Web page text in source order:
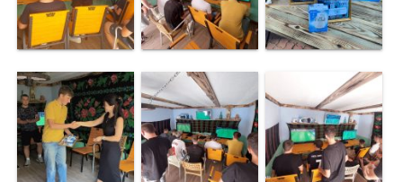
subordonate
Grădinița
nr.1
,,Leagănul
copilăriei”